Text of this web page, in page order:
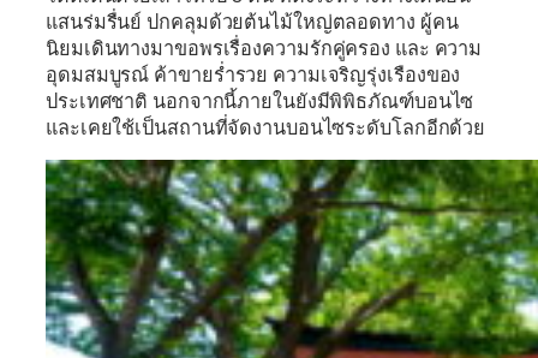
แสนร่มรื่นย์ ปกคลุมด้วยต้นไม้ใหญ่ตลอดทาง ผู้คน
นิยมเดินทางมาขอพรเรื่องความรักคู่ครอง และ ความ
อุดมสมบูรณ์ ค้าขายร่ำรวย ความเจริญรุ่งเรืองของ
ประเทศชาติ นอกจากนี้ภายในยังมีพิพิธภัณฑ์บอนไซ
และเคยใช้เป็นสถานที่จัดงานบอนไซระดับโลกอีกด้วย